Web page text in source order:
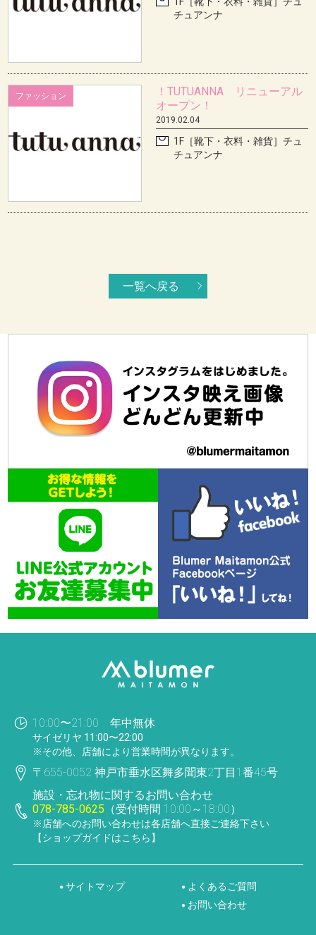
チュアンナ
ファッション
！TUTUANNA リニューアル
オープン！
2019.02.04
1F［靴下・衣料・雑貨］チュ
チュアンナ
一覧へ戻る
10:00〜21:00 年中無休
サイゼリヤ 11:00〜22:00
※その他、店舗により営業時間が異なります。
〒655-0052 神戸市垂水区舞多聞東2丁目1番45号
施設・忘れ物に関するお問い合わせ
078-785-0625 （受付時間 10:00～18:00）
※店舗へのお問い合わせは各店舗へ直接ご連絡下さい
【ショップガイドはこちら】
● サイトマップ ● よくあるご質問
● お問い合わせ